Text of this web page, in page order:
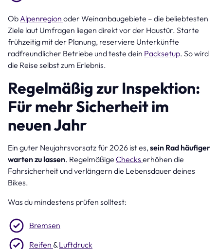
Ob Alpenregion oder Weinanbaugebiete – die beliebtesten
Ziele laut Umfragen liegen direkt vor der Haustür. Starte
frühzeitig mit der Planung, reserviere Unterkünfte
radfreundlicher Betriebe und teste dein Packsetup. So wird
die Reise selbst zum Erlebnis.
Regelmäßig zur Inspektion:
Für mehr Sicherheit im
neuen Jahr
Ein guter Neujahrsvorsatz für 2026 ist es, sein Rad häufiger
warten zu lassen. Regelmäßige Checks erhöhen die
Fahrsicherheit und verlängern die Lebensdauer deines
Bikes.
Was du mindestens prüfen solltest:
Bremsen
Reifen & Luftdruck